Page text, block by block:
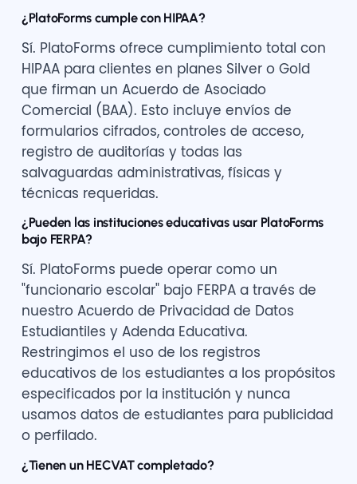
¿PlatoForms cumple con HIPAA?
Sí. PlatoForms ofrece cumplimiento total con
HIPAA para clientes en planes Silver o Gold
que firman un Acuerdo de Asociado
Comercial (BAA). Esto incluye envíos de
formularios cifrados, controles de acceso,
registro de auditorías y todas las
salvaguardas administrativas, físicas y
técnicas requeridas.
¿Pueden las instituciones educativas usar PlatoForms
bajo FERPA?
Sí. PlatoForms puede operar como un
"funcionario escolar" bajo FERPA a través de
nuestro Acuerdo de Privacidad de Datos
Estudiantiles y Adenda Educativa.
Restringimos el uso de los registros
educativos de los estudiantes a los propósitos
especificados por la institución y nunca
usamos datos de estudiantes para publicidad
o perfilado.
¿Tienen un HECVAT completado?